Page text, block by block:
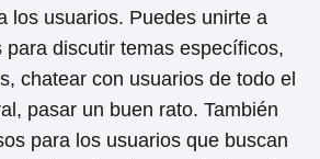
los usuarios. Puedes unirte a
discutir temas específicos,
chatear con usuarios de todo el
pasar un buen rato. También
para los usuarios que buscan